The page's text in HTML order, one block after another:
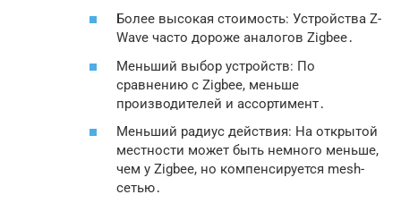
Более высокая стоимость: Устройства Z-
Wave часто дороже аналогов Zigbee․
Меньший выбор устройств: По
сравнению с Zigbee, меньше
производителей и ассортимент․
Меньший радиус действия: На открытой
местности может быть немного меньше,
чем у Zigbee, но компенсируется mesh-
сетью․